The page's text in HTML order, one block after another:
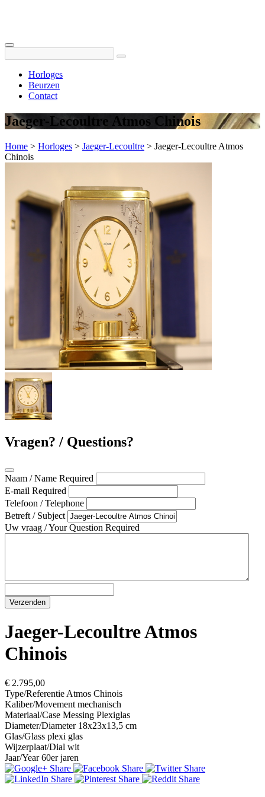
Horloges
Beurzen
Contact
Jaeger-Lecoultre Atmos Chinois
Home > Horloges > Jaeger-Lecoultre > Jaeger-Lecoultre Atmos
Chinois
Vragen? / Questions?
Naam / Name Required
E-mail Required
Telefoon / Telephone
Betreft / Subject
Uw vraag / Your Question Required
Jaeger-Lecoultre Atmos
Chinois
€ 2.795,00
Type/Referentie Atmos Chinois
Kaliber/Movement mechanisch
Materiaal/Case Messing Plexiglas
Diameter/Diameter 18x23x13,5 cm
Glas/Glass plexi glas
Wijzerplaat/Dial wit
Jaar/Year60er jaren